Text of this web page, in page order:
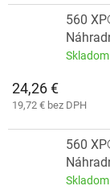
560
24,26 €
19,72 € bez DPH
560